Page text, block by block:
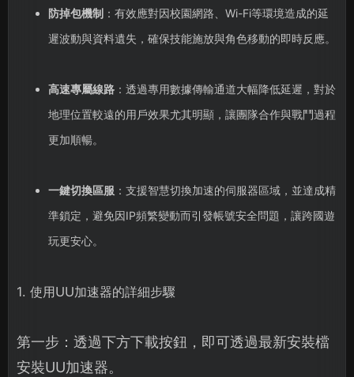
防掉包機制 ：有效應對因校園網路、Wi-Fi等環境造成的延
遲波動與資料遺失，確保技能施放與角色移動的即時反應。
高速專屬線路：透過專用數據傳輸通道大幅降低延遲，對於
地理位置較遠的用戶效果尤其明顯，讓團隊合作與戰鬥過程
更加順暢。
一鍵切換區服：支援智慧切換加速的伺服器區域，並達成精
準鎖定，避免因IP頻繁變動而引發帳號安全問題，讓跨國遊
玩更安心。
1. 使用UU加速器的詳細步驟
第一步：透過下方下載按鈕，即可透過最新安裝檔
安裝UU加速器。